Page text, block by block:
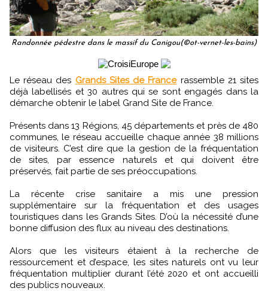
Randonnée pédestre dans le massif du Canigou(©ot-vernet-les-bains)
Le réseau des Grands Sites de Francerassemble 21 sites
déjà labellisés et 30 autres qui se sont engagés dans la
démarche obtenir le label Grand Site de France.
Présents dans 13 Régions, 45 départements et près de 480
communes, le réseau accueille chaque année 38 millions
de visiteurs. C’est dire que la gestion de la fréquentation
de sites, par essence naturels et qui doivent être
préservés, fait partie de ses préoccupations.
La récente crise sanitaire a mis une pression
supplémentaire sur la fréquentation et des usages
touristiques dans les Grands Sites. D’où la nécessité d’une
bonne diffusion des flux au niveau des destinations.
Alors que les visiteurs étaient à la recherche de
ressourcement et d’espace, les sites naturels ont vu leur
fréquentation multiplier durant l’été 2020 et ont accueilli
des publics nouveaux.